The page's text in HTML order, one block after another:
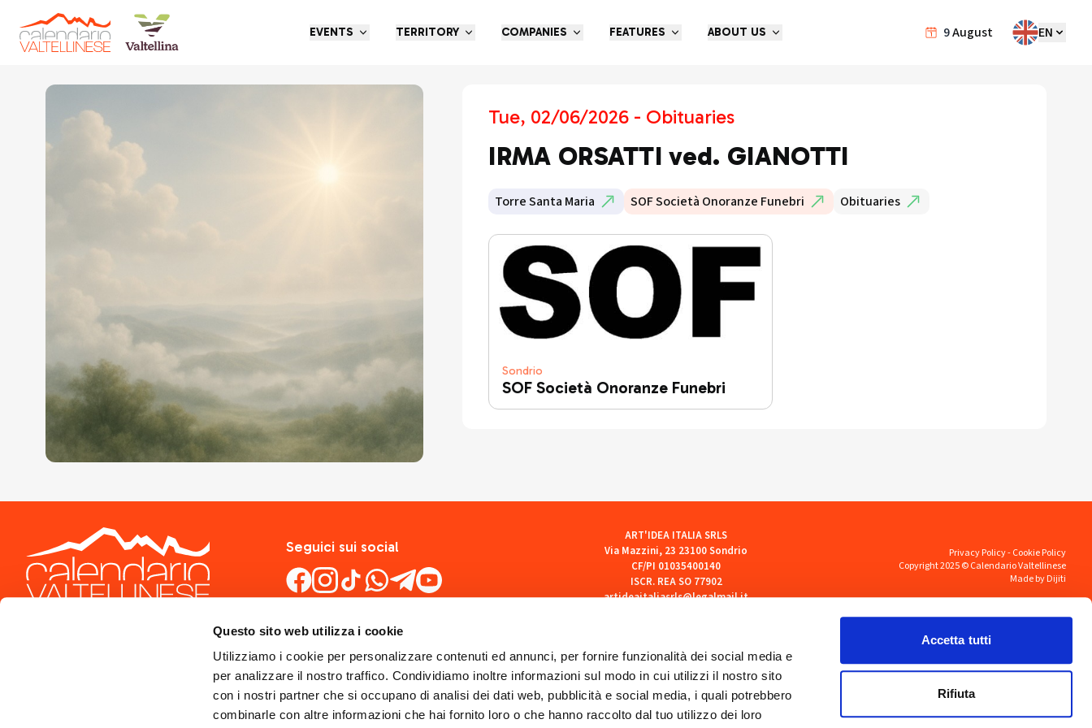
Questo sito web utilizza i cookie
Utilizziamo i cookie per personalizzare contenuti ed annunci, per fornire funzionalità dei social media e
per analizzare il nostro traffico. Condividiamo inoltre informazioni sul modo in cui utilizzi il nostro sito
con i nostri partner che si occupano di analisi dei dati web, pubblicità e social media, i quali potrebbero
combinarle con altre informazioni che hai fornito loro o che hanno raccolto dal tuo utilizzo dei loro
Accetta tutti
Rifiuta
9August EN
EVENTS TERRITORY COMPANIES FEATURES ABOUT US
Go back
Tue, 02/06/2026 - Obituaries
IRMA ORSATTI ved. GIANOTTI
Torre Santa Maria SOF Società Onoranze Funebri Obituaries
Sondrio
SOF Società Onoranze Funebri
Seguici sui social
ART'IDEA ITALIA SRLS
Via Mazzini, 23 23100 Sondrio
CF/PI 01035400140
ISCR. REA SO 77902
artideaitaliasrls@legalmail.it
Privacy Policy-Cookie Policy
Copyright 2025 © Calendario Valtellinese
Made by Dijiti